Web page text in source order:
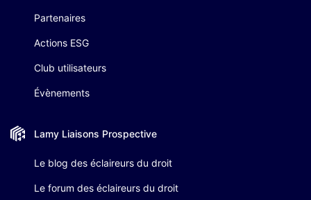
Partenaires
Actions ESG
Club utilisateurs
Évènements
Lamy Liaisons Prospective
Le blog des éclaireurs du droit
Le forum des éclaireurs du droit